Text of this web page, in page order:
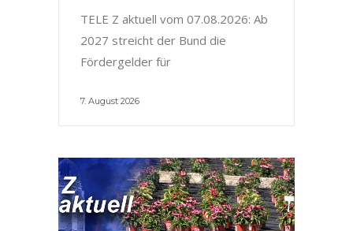
TELE Z aktuell vom 07.08.2026: Ab
2027 streicht der Bund die
Fördergelder für
7. August 2026